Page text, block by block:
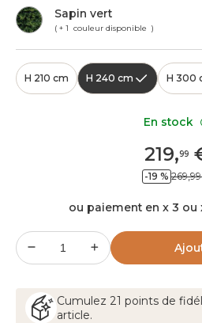
Sapin vert
( + 1 couleur disponible )
H 210 cm H 240 cm H 300
219,99
-19 %
ou paiement en x 3 ou
Cumulez 21 points de
article.